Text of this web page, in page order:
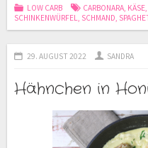
LOW CARB CARBONARA, KÄSE,
SCHINKENWÜRFEL, SCHMAND,
29. AUGUST 2022 SANDRA
Hähnchen in